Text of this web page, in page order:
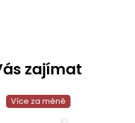
zajímat
Více za méně